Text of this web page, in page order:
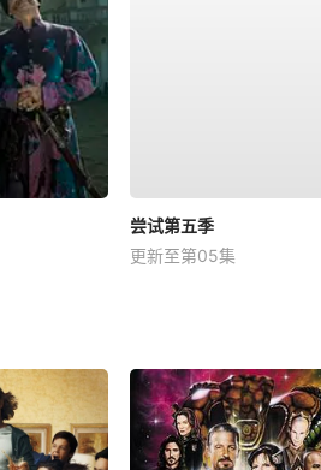
尝试第五季
更新至第05集